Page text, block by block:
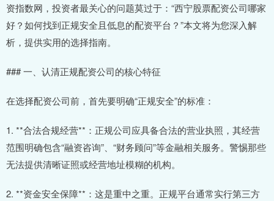
资指数网，投资者最关心的问题莫过于：“西宁股票配资公司哪家
好？如何找到正规安全且低息的配资平台？”本文将为您深入解
析，提供实用的选择指南。
### 一、认清正规配资公司的核心特征
在选择配资公司前，首先要明确“正规安全”的标准：
1. **合法合规经营**：正规公司应具备合法的营业执照，其经营
范围明确包含“融资咨询”、“财务顾问”等金融相关服务。警惕那些
无法提供清晰证照或经营地址模糊的机构。
2. **资金安全保障**：这是重中之重。正规平台通常实行第三方